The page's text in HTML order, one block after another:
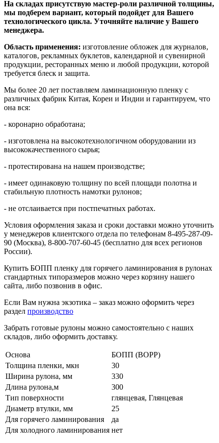
На складах присутствую мастер-роли различной толщины,
мы подберем вариант, который подойдет для Вашего
технологического цикла. Уточняйте наличие у Вашего
менеджера.
Область применения: изготовление обложек для журналов,
каталогов, рекламных буклетов, календарной и сувенирной
продукции, ресторанных меню и любой продукции, которой
требуется блеск и защита.
Мы более 20 лет поставляем ламинационную пленку с
различных фабрик Китая, Кореи и Индии и гарантируем, что
она вся:
- коронарно обработана;
- изготовлена на высокотехнологичном оборудовании из
высококачественного сырья;
- протестирована на нашем производстве;
- имеет одинаковую толщину по всей площади полотна и
стабильную плотность намотки рулонов;
- не отслаивается при постпечатных работах.
Условия оформления заказа и сроки доставки можно уточнить
у менеджеров клиентского отдела по телефонам 8-495-287-09-
90 (Москва), 8-800-707-60-45 (бесплатно для всех регионов
России).
Купить БОПП пленку для горячего ламинирования в рулонах
стандартных типоразмеров можно через корзину нашего
сайта, либо позвонив в офис.
Если Вам нужна экзотика – заказ можно оформить через
раздел производство
Забрать готовые рулоны можно самостоятельно с наших
складов, либо оформить доставку.
Основа
БОПП (BOPP)
Толщина пленки, мкн
30
Ширина рулона, мм
330
Длина рулона,м
300
Тип поверхности
глянцевая, Глянцевая
Диаметр втулки, мм
25
Для горячего ламинирования
да
Для холодного ламинирования нет